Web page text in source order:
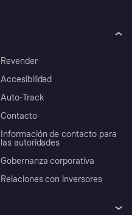
Revender
Accesibilidad
Auto-Track
Contacto
Información de contacto para
las autoridades
Gobernanza corporativa
Relaciones con inversores